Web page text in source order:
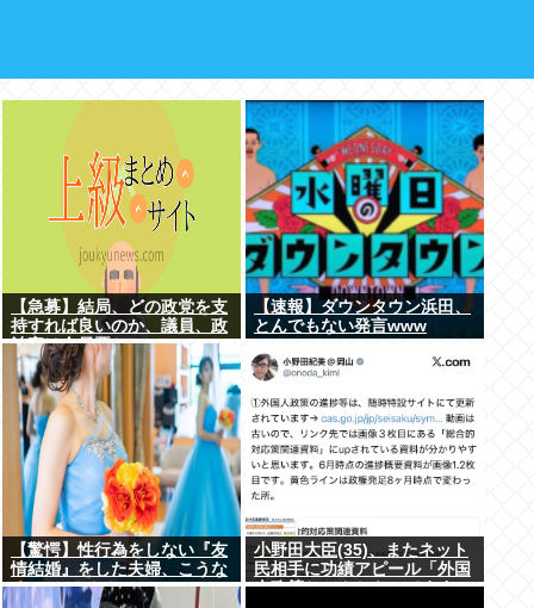
【急募】結局、どの政党を支
持すれば良いのか、議員、政
治家は全員悪か
【速報】ダウンタウン浜田、
とんでもない発言www
【驚愕】性行為をしない『友
情結婚』をした夫婦、こうな
る⇒･･･！！！
小野田大臣(35)、またネット
民相手に功績アピール「外国
人政策ちゃんとやってます」